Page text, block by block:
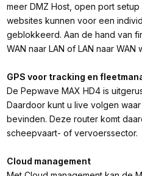
meer DMZ Host, open port
websites kunnen voor een
geblokkeerd. Aan de hand van
WAN naar LAN of LAN naar
GPS voor tracking en
De Pepwave MAX HD4 is
Daardoor kunt u live volgen
bevinden. Deze router komt
scheepvaart- of vervoerssector.
Cloud management